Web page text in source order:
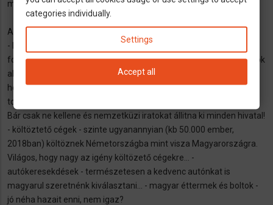
magyar vállalkozásokat segíteni.
A leg nagyobb érdekeltséget a következő kategóriák élvezik:
- könyvelők ls adótanácsadók - hiszen amikor pénzről van szó,
fontos hogy anyanyelvünkön értekezzünk - ügyvédek - sajnos azok
akik nem beszélik a német nyelvet sokkal inkább kerülnek olyen
helyzetbe, hogy ügyvédre legyen szükségük - fordítók és
tolmácsok - természetesen sok olyan irat van amit fordítani kell.
Bár csak ne kellene és nemzetküzi iratokat állitna ki minden hivatal!
- költöztető cégek - szinte ugyanannyian (kb 50.000 ember,
2018ban) költöznek Németországba mint visza Magyarországra.
Világos, hogy nagy az igény költözető cégekre... -
autókeresekdések - természetesen a kedvenc autónkat is
magyarul szeretnénk kiválasztani... - magyar éttermek és boltok -
jó néha hazait enni, nem igaz?
categories individually.
Settings
Accept all